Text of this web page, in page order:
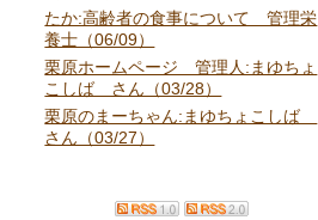
たか:高齢者の食事について 管理栄
養士（06/09）
栗原ホームページ 管理人:まゆちょ
こしば さん（03/28）
栗原のまーちゃん:まゆちょこしば
さん（03/27）